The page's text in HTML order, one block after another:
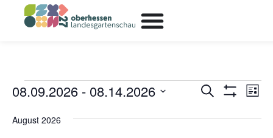
Suche
Suche
Liste
08.09.2026 - 08.14.2026
wählen.
August 2026